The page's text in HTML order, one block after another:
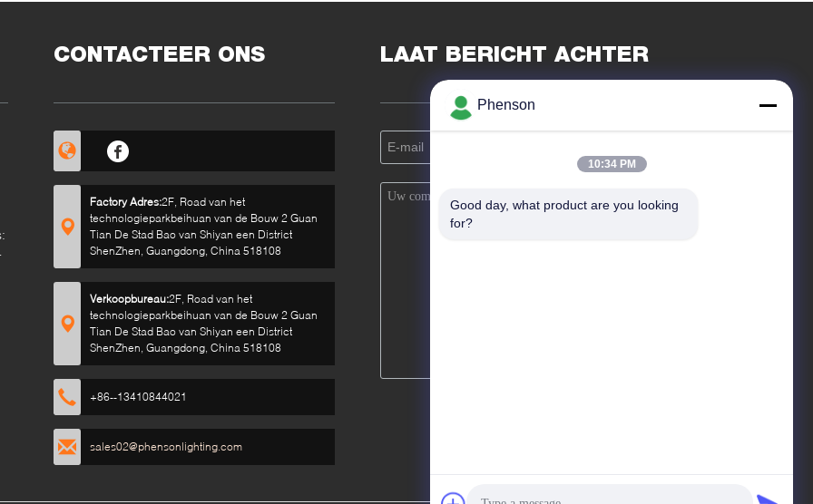
CONTACTEER ONS
Factory Adres:2F, Road van het
technologieparkbeihuan van de Bouw 2 Guan
Tian De Stad Bao van Shiyan een District
ShenZhen, Guangdong, China 518108
Verkoopbureau:2F, Road van het
technologieparkbeihuan van de Bouw 2 Guan
Tian De Stad Bao van Shiyan een District
ShenZhen, Guangdong, China 518108
+86--13410844021
sales02@phensonlighting.com
LAAT BERICHT ACHTER
Phenson
10:34 PM
Good day, what product are you looking
for?